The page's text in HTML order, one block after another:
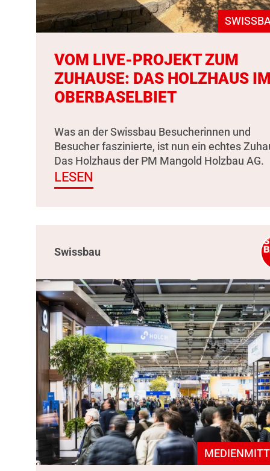
VOM LIVE-PROJEKT ZUM
ZUHAUSE: DAS HOLZHAUS
OBERBASELBIET
Was an der Swissbau Besucherinnen und
Besucher faszinierte, ist nun ein echtes
Das Holzhaus der PM Mangold Holzbau AG.
LESEN
Swissbau